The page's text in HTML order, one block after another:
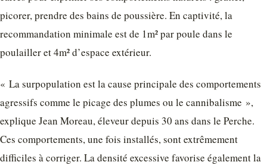
picorer, prendre des bains de poussière. En captivité, la
recommandation minimale est de 1m² par poule dans le
poulailler et 4m² d’espace extérieur.
« La surpopulation est la cause principale des comportements
agressifs comme le picage des plumes ou le cannibalisme »,
explique Jean Moreau, éleveur depuis 30 ans dans le Perche.
Ces comportements, une fois installés, sont extrêmement
difficiles à corriger. La densité excessive favorise également la